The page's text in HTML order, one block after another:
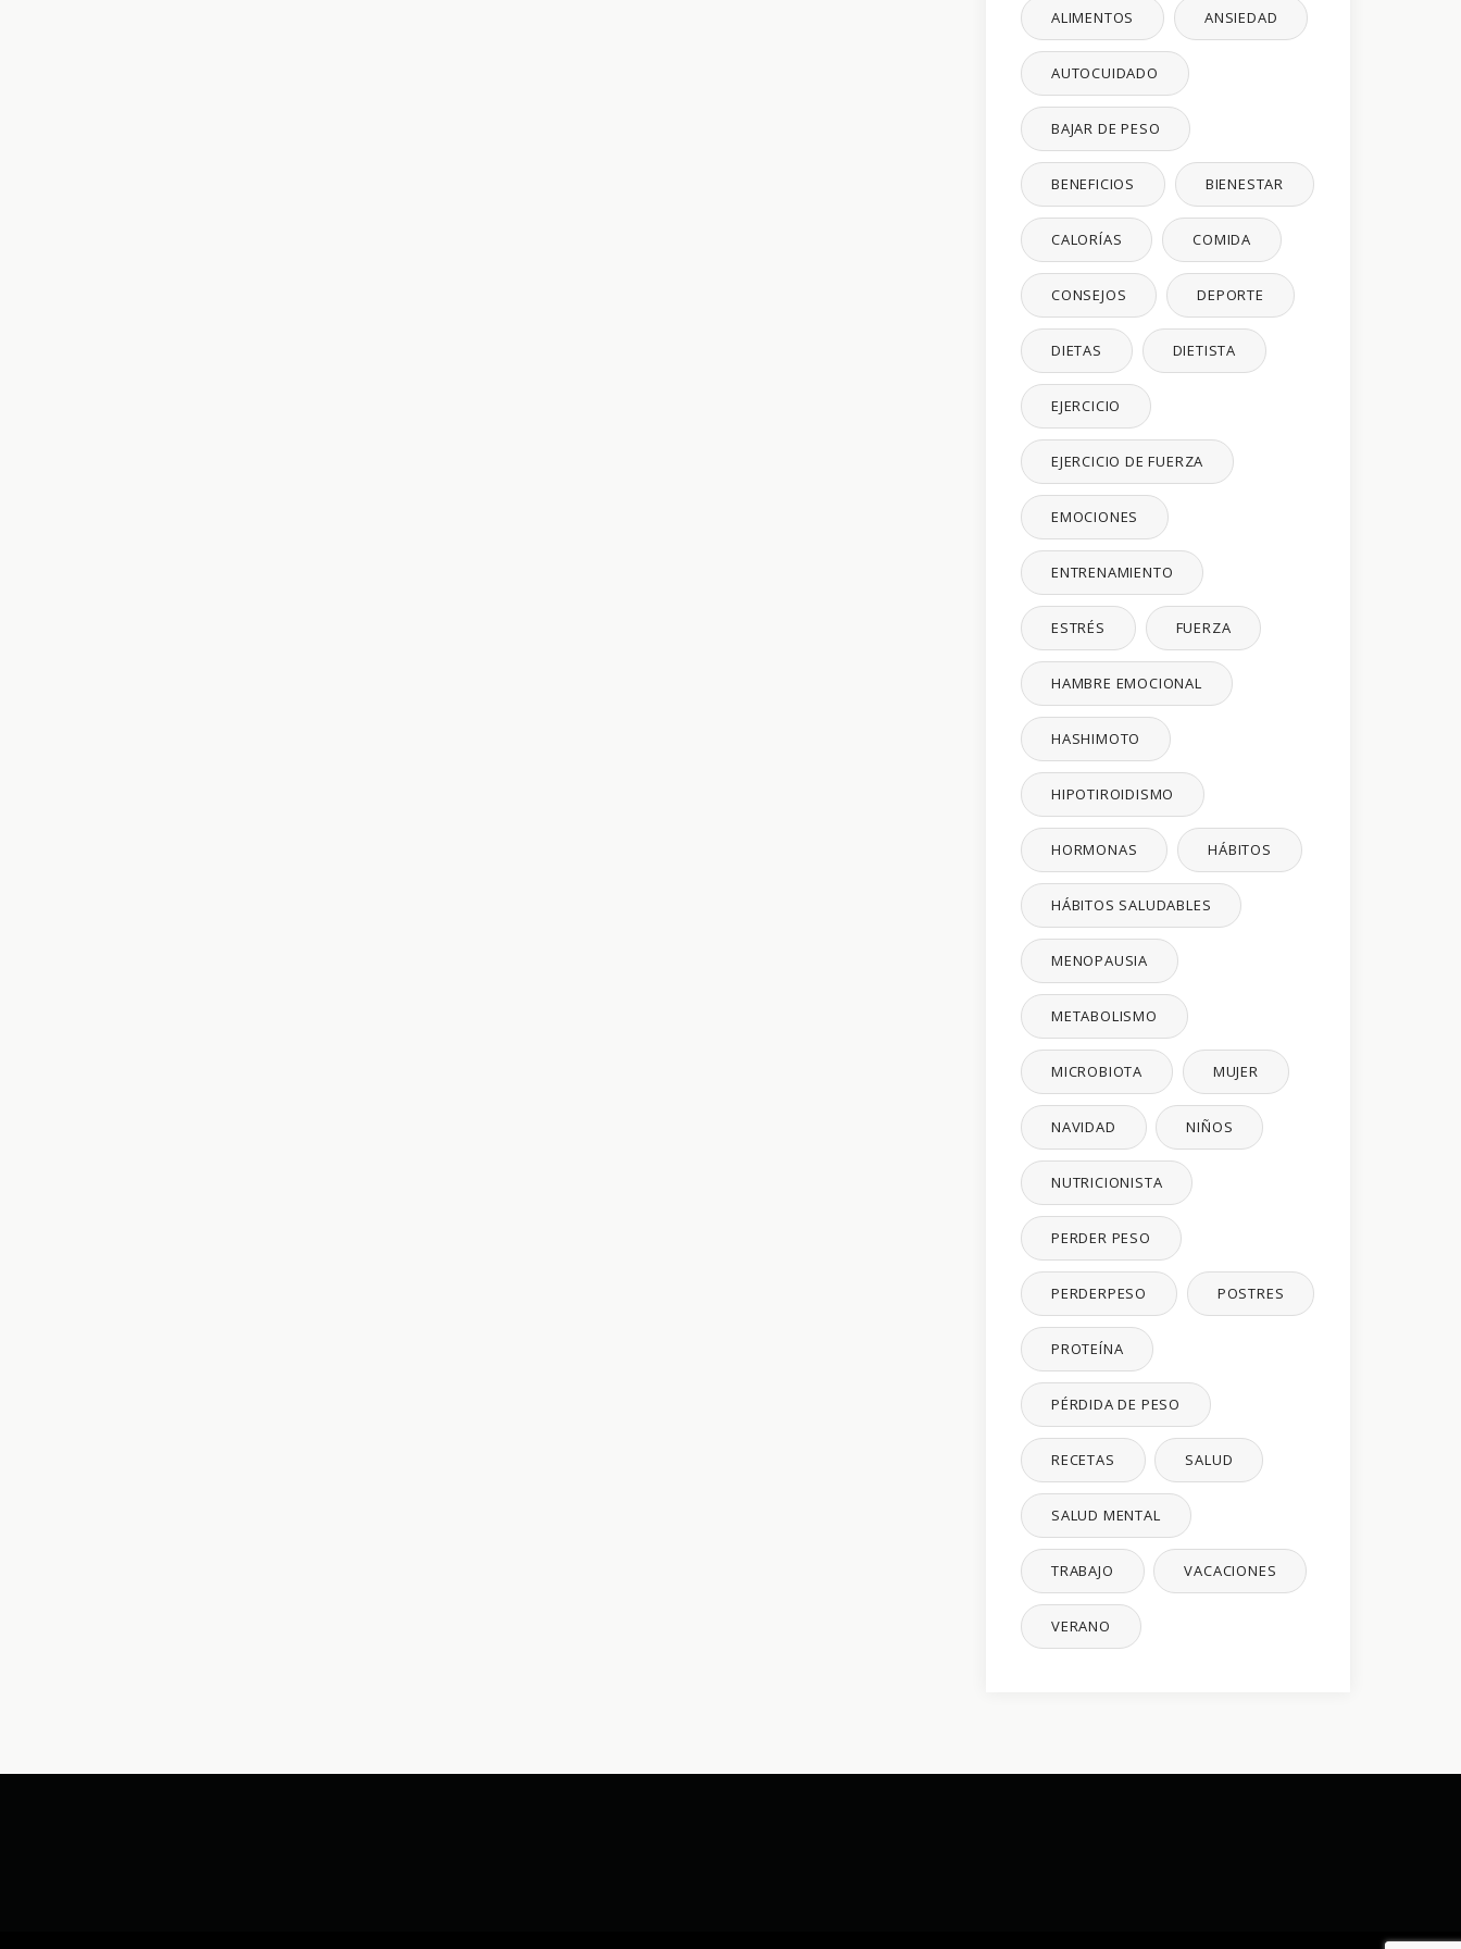
ALIMENTOS ANSIEDAD
AUTOCUIDADO
BAJAR DE PESO
BENEFICIOS BIENESTAR
CALORÍAS COMIDA
CONSEJOS DEPORTE
DIETAS DIETISTA
EJERCICIO
EJERCICIO DE FUERZA
EMOCIONES
ENTRENAMIENTO
ESTRÉS FUERZA
HAMBRE EMOCIONAL
HASHIMOTO
HIPOTIROIDISMO
HORMONAS HÁBITOS
HÁBITOS SALUDABLES
MENOPAUSIA
METABOLISMO
MICROBIOTA MUJER
NAVIDAD NIÑOS
NUTRICIONISTA
PERDER PESO
PERDERPESO POSTRES
PROTEÍNA
PÉRDIDA DE PESO
RECETAS SALUD
SALUD MENTAL
TRABAJO VACACIONES
VERANO